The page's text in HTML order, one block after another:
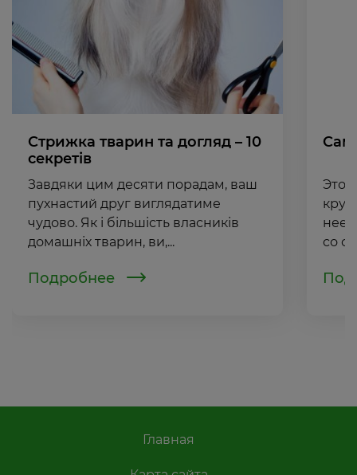
Стрижка тварин та догляд – 10
секретів
Завдяки цим десяти порадам, ваш
пухнастий друг виглядатиме
чудово. Як і більшість власників
домашніх тварин, ви,...
Подробнее
нее
со
Главная